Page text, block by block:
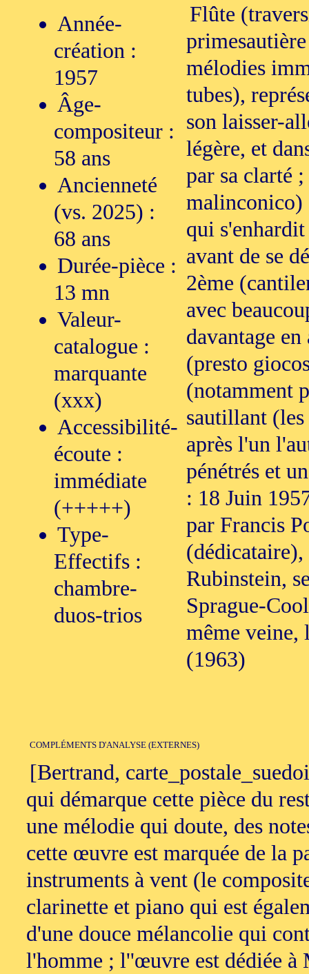
Année-
création :
1957
Âge-
compositeur :
58 ans
Ancienneté
(vs. 2025) :
68 ans
Durée-pièce :
13 mn
Valeur-
catalogue :
marquante
(xxx)
Accessibilité-
écoute :
immédiate
(+++++)
Type-
Effectifs :
chambre-
duos-trios
Flûte
mélodies
tubes),
son laisser-
légère, et
par sa clarté
malinconico)
qui
avant de se
2ème
avec
davantage
(presto
(notamment
sautillant
après l'un
pénétrés et
: 18 Juin
par Francis
Rubinstein,
Sprague-
même veine,
(1963)
COMPLÉMENTS D'ANALYSE (EXTERNES)
[Bertrand,
qui démarque cette pièce du
une mélodie qui doute, des
cette œuvre est marquée de la
instruments à vent (le
clarinette et piano qui est
d'une douce mélancolie qui
l'homme ; l''œuvre est dédiée à